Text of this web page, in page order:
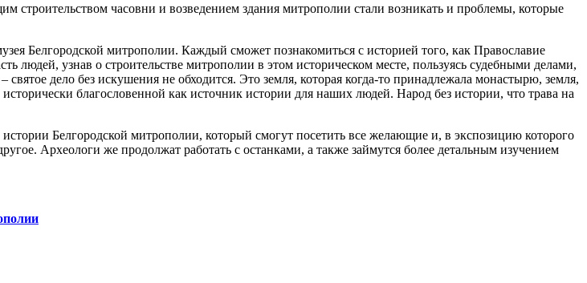
часовни и возведением здания митрополии стали возникать и проблемы, которые
Белгородской митрополии. Каждый сможет познакомиться с историей того, как Православие
людей, узнав о строительстве митрополии в этом историческом месте, пользуясь судебными делами,
дело без искушения не обходится. Это земля, которая когда-то принадлежала монастырю, земля,
благословенной как источник истории для наших людей. Народ без истории, что трава на
Белгородской митрополии, который смогут посетить все желающие и, в экспозицию которого
Археологи же продолжат работать с останками, а также займутся более детальным изучением